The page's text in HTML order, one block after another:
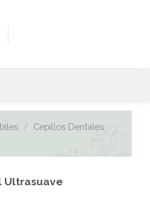
/ Cepillos Dentales
Ultrasuave